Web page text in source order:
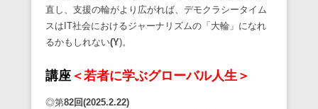
直し、支援の輪がより広がれば、デモクラシータイム
スはIT社会におけるジャーナリズムの「大輪」になれ
るかもしれない(Y)。
講座 ＜若者に学ぶグローバル人生＞
◎第82回(2025.2.22)